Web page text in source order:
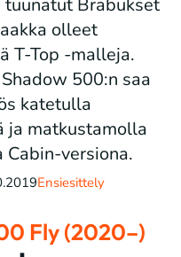
Brabukset
olleet
T-Top -malleja.
500:n saa
katetulla
ja matkustamolla
Cabin-versiona.
Ensiesittely
Fly (2020–)